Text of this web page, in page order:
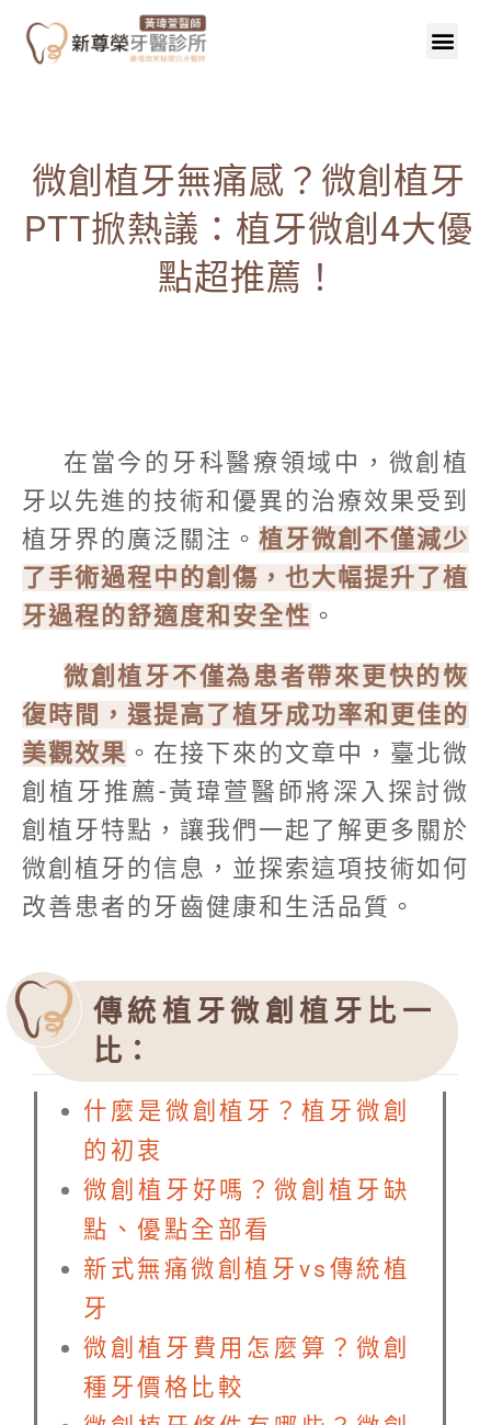
微創植牙無痛感？微創植牙
PTT掀熱議：植牙微創4大優
點超推薦！
在當今的牙科醫療領域中，微創植
牙以先進的技術和優異的治療效果受到
植牙界的廣泛關注。 植牙微創不僅減少
了手術過程中的創傷，也大幅提升了植
牙過程的舒適度和安全性 。
微創植牙不僅為患者帶來更快的恢
復時間，還提高了植牙成功率和更佳的
美觀效果 。在接下來的文章中，臺北微
創植牙推薦-黃瑋萱醫師將深入探討微
創植牙特點，讓我們一起了解更多關於
微創植牙的信息，並探索這項技術如何
改善患者的牙齒健康和生活品質。
傳統植牙微創植牙比一
比：
什麼是微創植牙？植牙微創
的初衷
微創植牙好嗎？微創植牙缺
點、優點全部看
新式無痛微創植牙vs傳統植
牙
微創植牙費用怎麼算？微創
種牙價格比較